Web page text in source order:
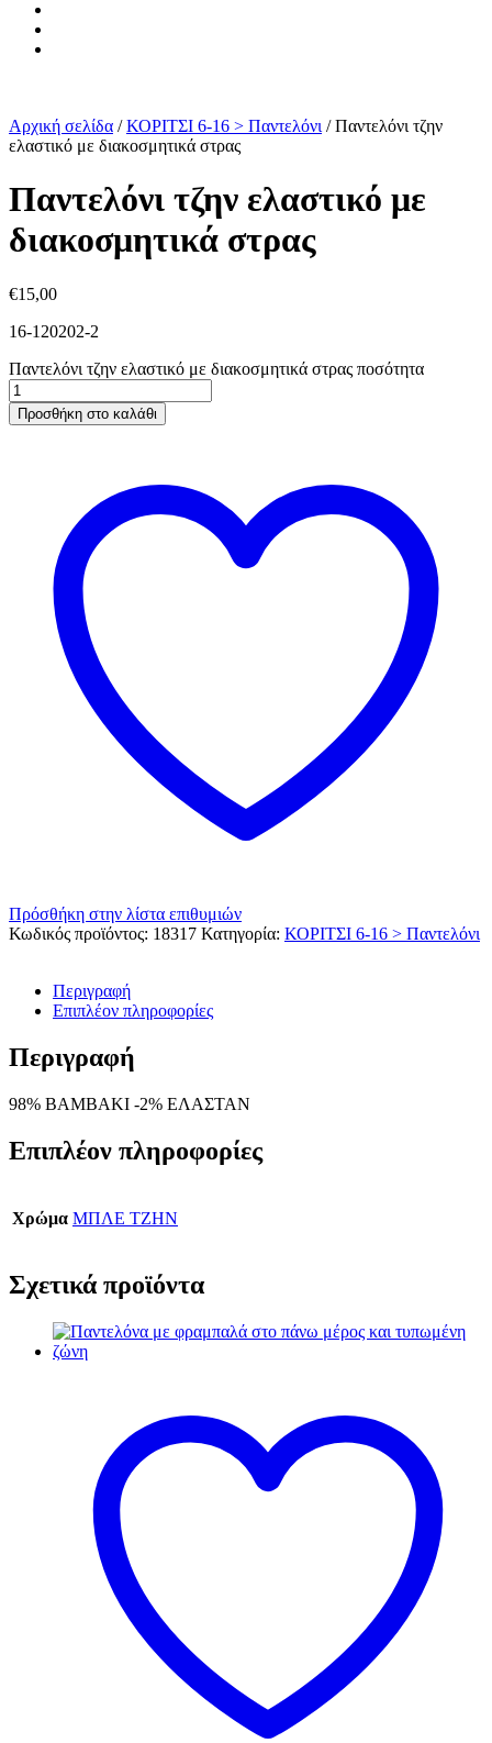
Αρχική σελίδα / ΚΟΡΙΤΣΙ 6-16 > Παντελόνι /Παντελόνι τζην
ελαστικό με διακοσμητικά στρας
Παντελόνι τζην ελαστικό με
διακοσμητικά στρας
€15,00
16-120202-2
Παντελόνι τζην ελαστικό με διακοσμητικά στρας ποσότητα
Προσθήκη στο καλάθι
Πρόσθήκη στην λίστα επιθυμιών
Κωδικός προϊόντος: 18317 Κατηγορία: ΚΟΡΙΤΣΙ 6-16 > Παντελόνι
Περιγραφή
Επιπλέον πληροφορίες
Περιγραφή
98% ΒΑΜΒΑΚΙ -2% ΕΛΑΣΤΑΝ
Επιπλέον πληροφορίες
Χρώμα ΜΠΛΕ ΤΖΗΝ
Σχετικά προϊόντα